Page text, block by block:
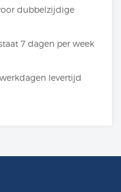
dubbelzijdige
7 dagen per week
levertijd